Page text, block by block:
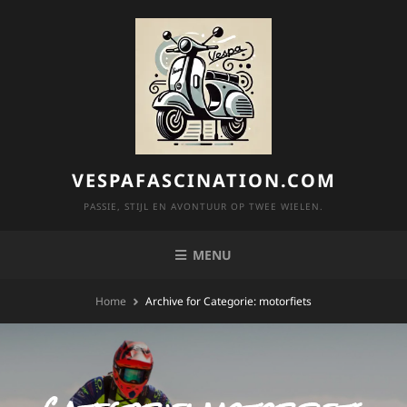
VESPAFASCINATION.COM
PASSIE, STIJL EN AVONTUUR OP TWEE WIELEN.
MENU
Home Archive forCategorie: motorfiets